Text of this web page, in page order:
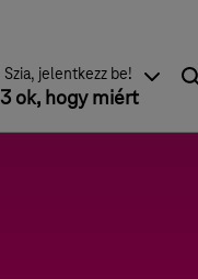
Szia, jelentkezz be!
3 ok, hogy miért